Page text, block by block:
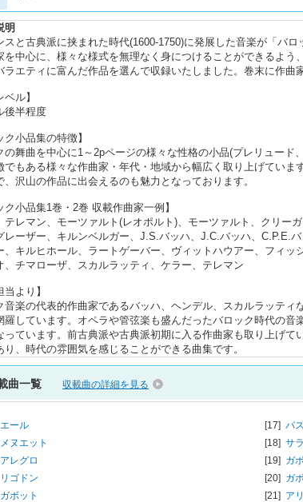
明
スと古典派に挟まれた時代(1600-1750)に発展した音楽が「バ
を中心に、様々な様式を無理なく身につけることができるよ
ラエティに富んだ作品を選んで収録いたしました。巻末に作
ベル】
後半程度
ク小品集の特徴】
の舞曲を中心に1～2pページの様々な性格の小品(プレリュー
でもある様々な作曲家・年代・地域から幅広く取り上げてい
、沢山の作品に出会えるのも魅力となっております。
ク小品集1巻・2巻 収載作曲家一例】
テレマン、モーツァルト(レオポルト)、モーツァルト、クリー
レーザー、キルンベルガー、J.S.バッハ、J.C.バッハ、C.P.E.
、キルヒホール、ラートゲーバー、ヴィットハウアー、フィ
、チマローザ、スカルラッティ、ケラー、テレマン
当より】
音楽の代表的作曲家であるバッハ、ヘンデル、スカルラッテ
羅しています。オペラや管弦楽も盛んだったバロック時代の
っています。前古典派や古典派初期に入る作曲家も取り上げ
り、時代の雰囲気を感じることができる曲集です。
曲一覧 収載曲の詳細を見る
エール
メヌエット
アレグロ
リゴドン
ガボット
[17] パ
[18] サ
[19] ガ
[20] ガ
[21] ア